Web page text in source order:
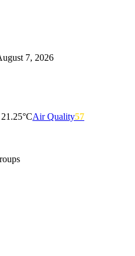
7, 2026
21.25°CAir Quality57